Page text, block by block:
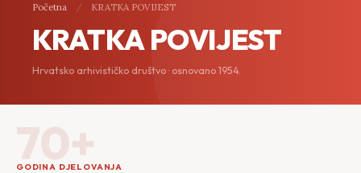
Početna / KRATKA POVIJEST
KRATKA POVIJEST
Hrvatsko arhivističko društvo · osnovano 1954.
70+
GODINA DJELOVANJA